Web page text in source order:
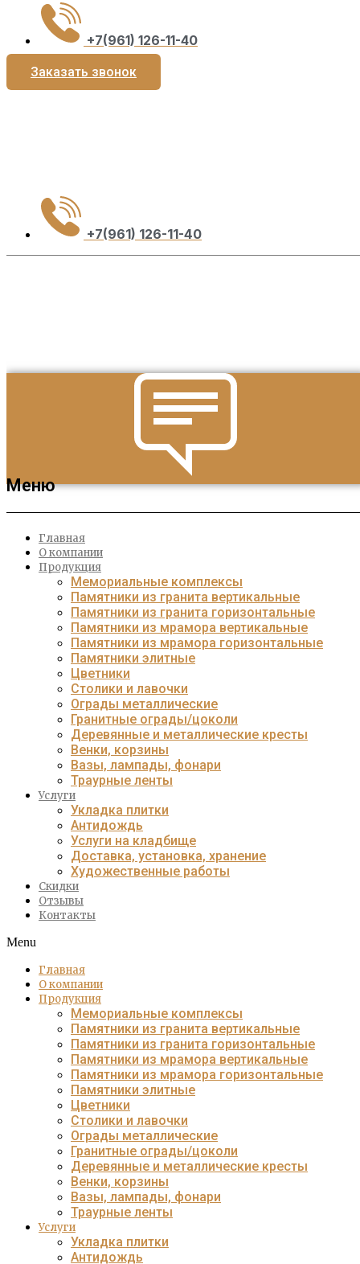
+7(961) 126-11-40
Заказать звонок
+7(961) 126-11-40
Меню
Главная
О компании
Продукция
Мемориальные комплексы
Памятники из гранита вертикальные
Памятники из гранита горизонтальные
Памятники из мрамора вертикальные
Памятники из мрамора горизонтальные
Памятники элитные
Цветники
Столики и лавочки
Ограды металлические
Гранитные ограды/цоколи
Деревянные и металлические кресты
Венки, корзины
Вазы, лампады, фонари
Траурные ленты
Услуги
Укладка плитки
Антидождь
Услуги на кладбище
Доставка, установка, хранение
Художественные работы
Скидки
Отзывы
Контакты
Menu
Главная
О компании
Продукция
Мемориальные комплексы
Памятники из гранита вертикальные
Памятники из гранита горизонтальные
Памятники из мрамора вертикальные
Памятники из мрамора горизонтальные
Памятники элитные
Цветники
Столики и лавочки
Ограды металлические
Гранитные ограды/цоколи
Деревянные и металлические кресты
Венки, корзины
Вазы, лампады, фонари
Траурные ленты
Услуги
Укладка плитки
Антидождь